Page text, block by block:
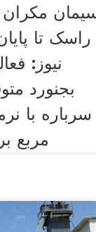
راسک تا
نیوز:
بجنورد
مربع بر